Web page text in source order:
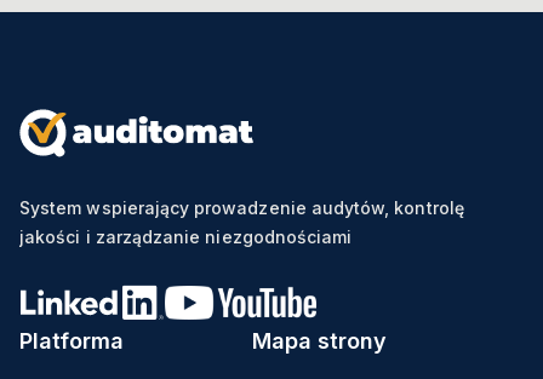
System wspierający prowadzenie audytów, kontrolę
jakości i zarządzanie niezgodnościami
Platforma Mapa strony